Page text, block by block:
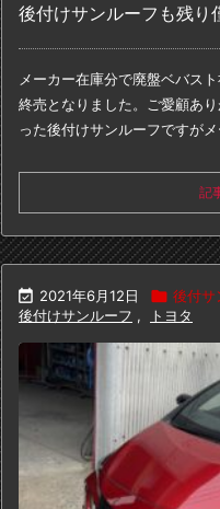
後付けサンルーフも残り
メーカー在庫分で廃盤ベバス
終売となりました。
ご愛顧あ
った後付けサンルーフですが
記
 2021年6月12日  後付サ
後付けサンルーフ , トヨタ